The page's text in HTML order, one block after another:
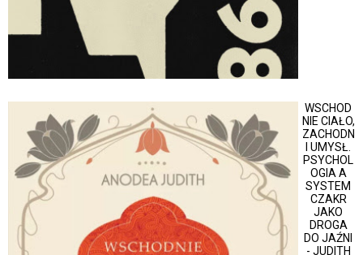
WSCHOD
NIE CIAŁO,
ZACHODN
I UMYSŁ.
PSYCHOL
OGIA A
SYSTEM
CZAKR
JAKO
DROGA
DO JAŹNI
- JUDITH